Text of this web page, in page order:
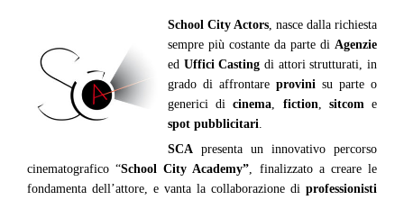
School City Actors, nasce dalla richiesta
sempre più costante da parte di Agenzie
ed Uffici Casting di attori strutturati, in
grado di affrontare provini su parte o
generici dicinema, fiction, sitcome
spot pubblicitari.
SCA presenta un innovativo percorso
cinematografico “School City Academy”, finalizzato a creare le
fondamenta dell’attore, e vanta la collaborazione di professionisti